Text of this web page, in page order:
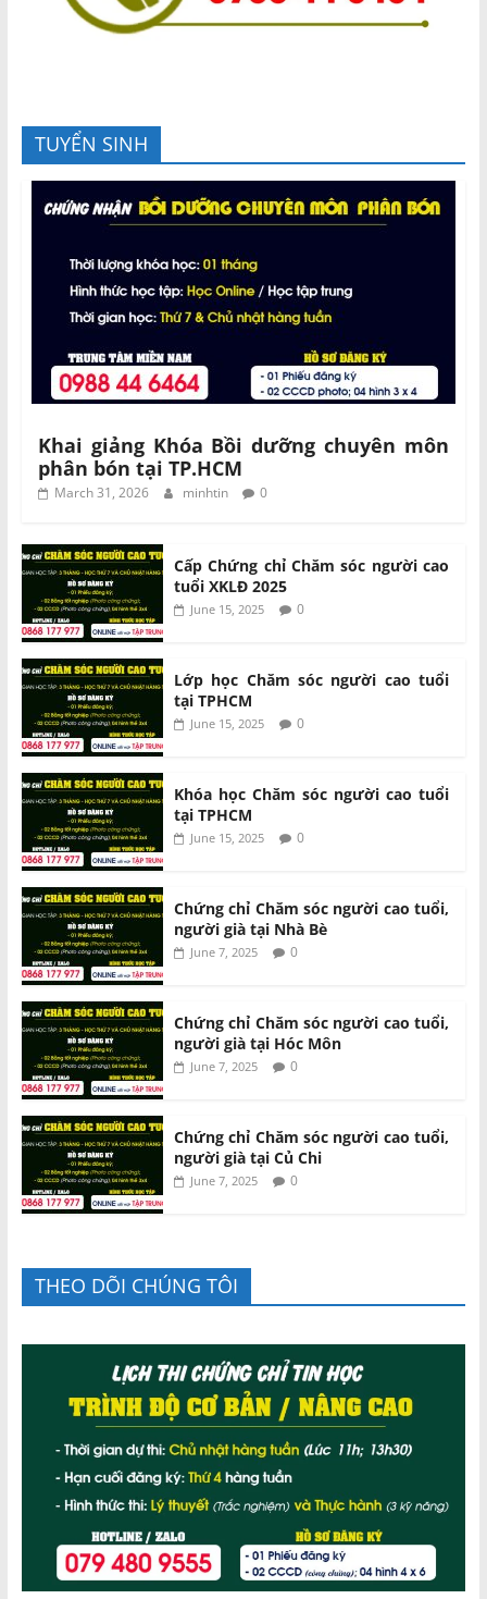
TUYỂN SINH
Khai giảng Khóa Bồi dưỡng chuyên môn
phân bón tại TP.HCM
March 31, 2026 minhtin 0
Cấp Chứng chỉ Chăm sóc người cao
tuổi XKLĐ 2025
June 15, 2025 0
Lớp học Chăm sóc người cao tuổi
tại TPHCM
June 15, 2025 0
Khóa học Chăm sóc người cao tuổi
tại TPHCM
June 15, 2025 0
Chứng chỉ Chăm sóc người cao tuổi,
người già tại Nhà Bè
June 7, 2025 0
Chứng chỉ Chăm sóc người cao tuổi,
người già tại Hóc Môn
June 7, 2025 0
Chứng chỉ Chăm sóc người cao tuổi,
người già tại Củ Chi
June 7, 2025 0
THEO DÕI CHÚNG TÔI